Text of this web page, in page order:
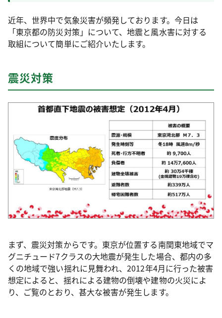
近年、世界中で気象災害が頻発しております。今日は
「東京都の防災対策」について、地震と風水害に対する
取組について簡単にご紹介いたします。
震災対策
まず、震災対策からです。東京が位置する南関東地域でマ
グニチュード7クラスの大地震が発生した場合、都内の多
くの地域で強い揺れに見舞われ、2012年4月に行った被害
想定によると、揺れによる建物の倒壊や建物の火災によ
り、ご覧のとおり、甚大な被害が発生します。